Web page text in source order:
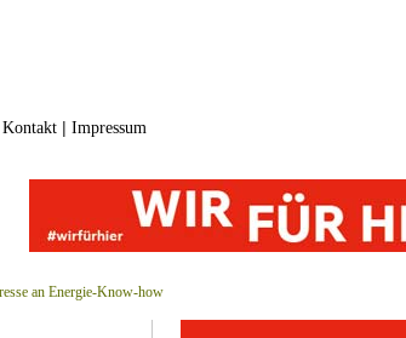
Kontakt| Impressum
an Energie-Know-how